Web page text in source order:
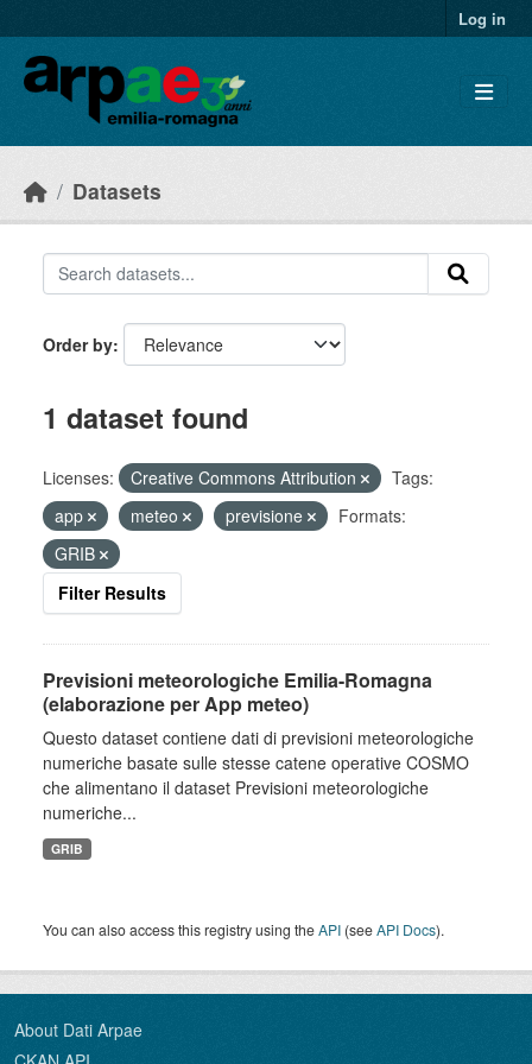
Log in
Datasets
Order by
1 dataset found
Licenses: Creative Commons Attribution
Tags:
app
meteo previsione
Formats:
GRIB
Filter Results
Previsioni meteorologiche Emilia-Romagna
(elaborazione per App meteo)
Questo dataset contiene dati di previsioni meteorologiche
numeriche basate sulle stesse catene operative COSMO
che alimentano il dataset Previsioni meteorologiche
numeriche...
GRIB
You can also access this registry using theAPI (seeAPI Docs).
About Dati Arpae